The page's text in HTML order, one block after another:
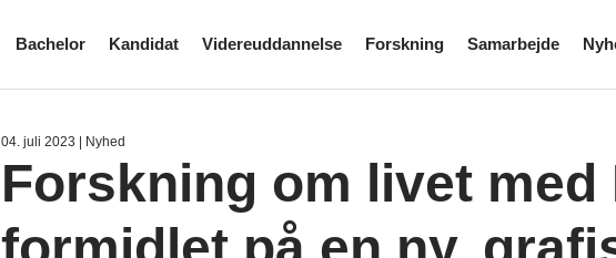
Bachelor Kandidat Videreuddannelse Forskning Samarbejde
04. juli 2023 | Nyhed
Forskning om livet med